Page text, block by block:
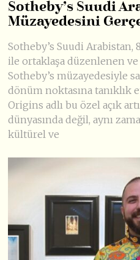
Sotheby’s Suudi
Müzayedesini
Sotheby’s Suudi Arabistan,
ile ortaklaşa düzenlenen
Sotheby’s müzayedesiyle
dönüm noktasına tanıklık
Origins adlı bu özel açık
dünyasında değil, aynı
kültürel ve